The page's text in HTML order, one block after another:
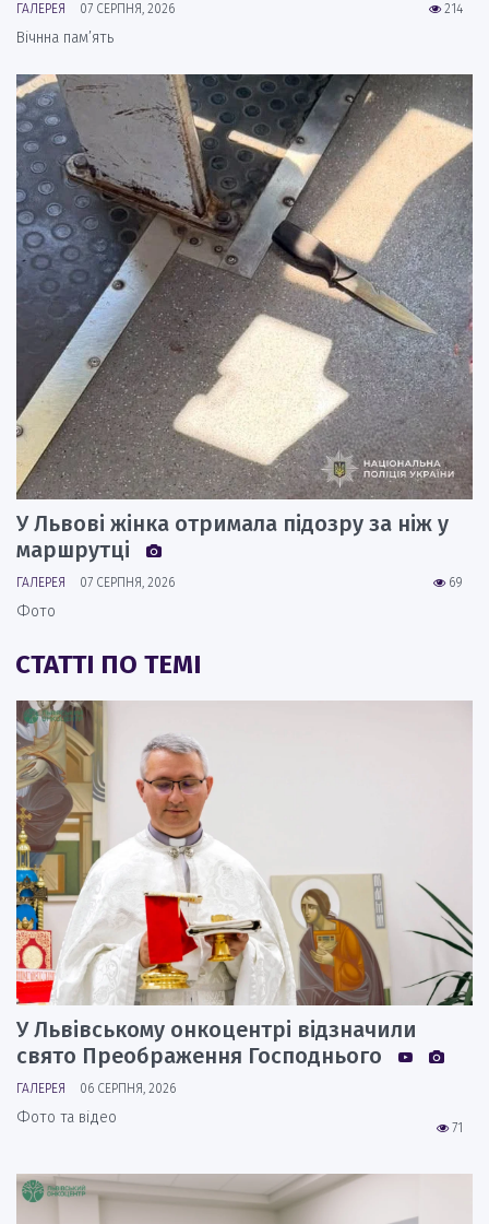
214
ГАЛЕРЕЯ 07 СЕРПНЯ, 2026
Вічнна пам’ять
У Львові жінка отримала підозру за ніж у
маршрутці
69
ГАЛЕРЕЯ 07 СЕРПНЯ, 2026
Фото
СТАТТІ ПО ТЕМІ
У Львівському онкоцентрі відзначили
свято Преображення Господнього
ГАЛЕРЕЯ 06 СЕРПНЯ, 2026
71
Фото та відео